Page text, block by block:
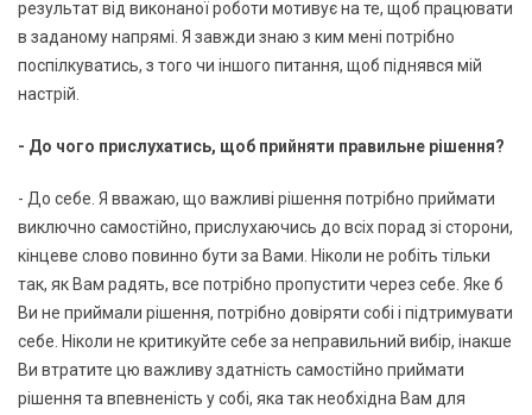
результат від виконаної роботи мотивує на те, щоб працювати
в заданому напрямі. Я завжди знаю з ким мені потрібно
поспілкуватись, з того чи іншого питання, щоб піднявся мій
настрій.
- До чого прислухатись, щоб прийняти правильне рішення?
- До себе. Я вважаю, що важливі рішення потрібно приймати
виключно самостійно, прислухаючись до всіх порад зі сторони,
кінцеве слово повинно бути за Вами. Ніколи не робіть тільки
так, як Вам радять, все потрібно пропустити через себе. Яке б
Ви не приймали рішення, потрібно довіряти собі і підтримувати
себе. Ніколи не критикуйте себе за неправильний вибір, інакше
Ви втратите цю важливу здатність самостійно приймати
рішення та впевненість у собі, яка так необхідна Вам для